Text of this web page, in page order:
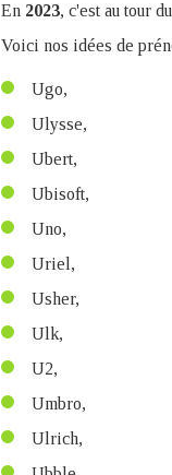
En 2023, c'est au tour du
Voici nos idées de
Ugo,
Ulysse,
Ubert,
Ubisoft,
Uno,
Uriel,
Usher,
Ulk,
U2,
Umbro,
Ulrich,